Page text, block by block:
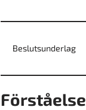
Beslutsunderlag